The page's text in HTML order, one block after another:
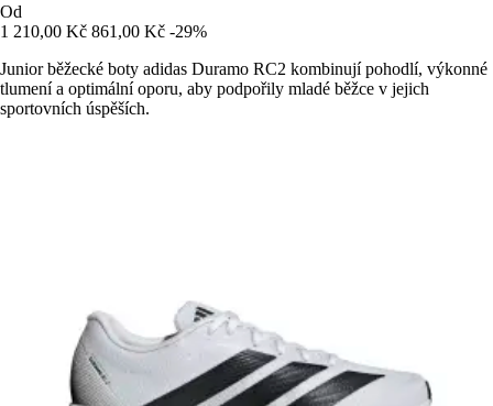
Od
1 210,00 Kč 861,00 Kč -29%
Junior běžecké boty adidas Duramo RC2 kombinují pohodlí, výkonné
tlumení a optimální oporu, aby podpořily mladé běžce v jejich
sportovních úspěších.